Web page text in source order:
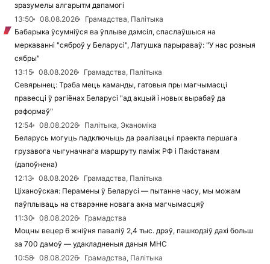
зразумелы алгарытм дапамогі
13:50
08.08.2026
Грамадства, Палітыка
Бабарыка ўсумніўся ва ўплыве дэмсіл, спаслаўшыся на
меркаванні "сяброў у Беларусі", Латушка парыраваў: "У нас розныя
сябры"
13:15
08.08.2026
Грамадства, Палітыка
Севярынец: Трэба мець каманды, гатовыя пры магчымасці
правесці ў рэгіёнах Беларусі "ад акцый і новых вырабаў да
рэформаў"
12:54
08.08.2026
Палітыка, Эканоміка
Беларусь могуць падключыць да рэалізацыі праекта першага
грузавога чыгуначнага маршруту паміж РФ і Пакістанам
(дапоўнена)
12:13
08.08.2026
Грамадства, Палітыка
Ціханоўская: Перамены ў Беларусі — пытанне часу, мы можам
паўплываць на стварэнне новага акна магчымасцяў
11:30
08.08.2026
Грамадства
Моцны вецер 6 жніўня паваліў 2,4 тыс. дрэў, пашкодзіў дахі больш
за 700 дамоў — удакладненыя даныя МНС
10:58
08.08.2026
Грамадства, Палітыка